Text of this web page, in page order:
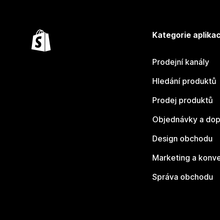
Kategorie
Prodejní kanály
Hledání produktů
Prodej produktů
Objednávky a
Design obchodu
Marketing a
Správa obchodu